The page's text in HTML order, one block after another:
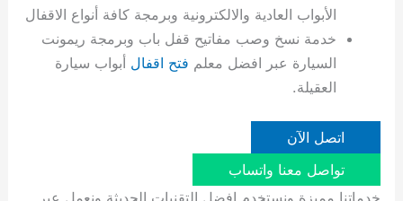
الأبواب العادية والالكترونية وبرمجة كافة أنواع الاقفال
خدمة نسخ وصب مفاتيح قفل باب وبرمجة ريمونت
السيارة عبر افضل معلم فتح اقفال أبواب سيارة
العقيلة.
اتصل الآن
تواصل معنا واتساب